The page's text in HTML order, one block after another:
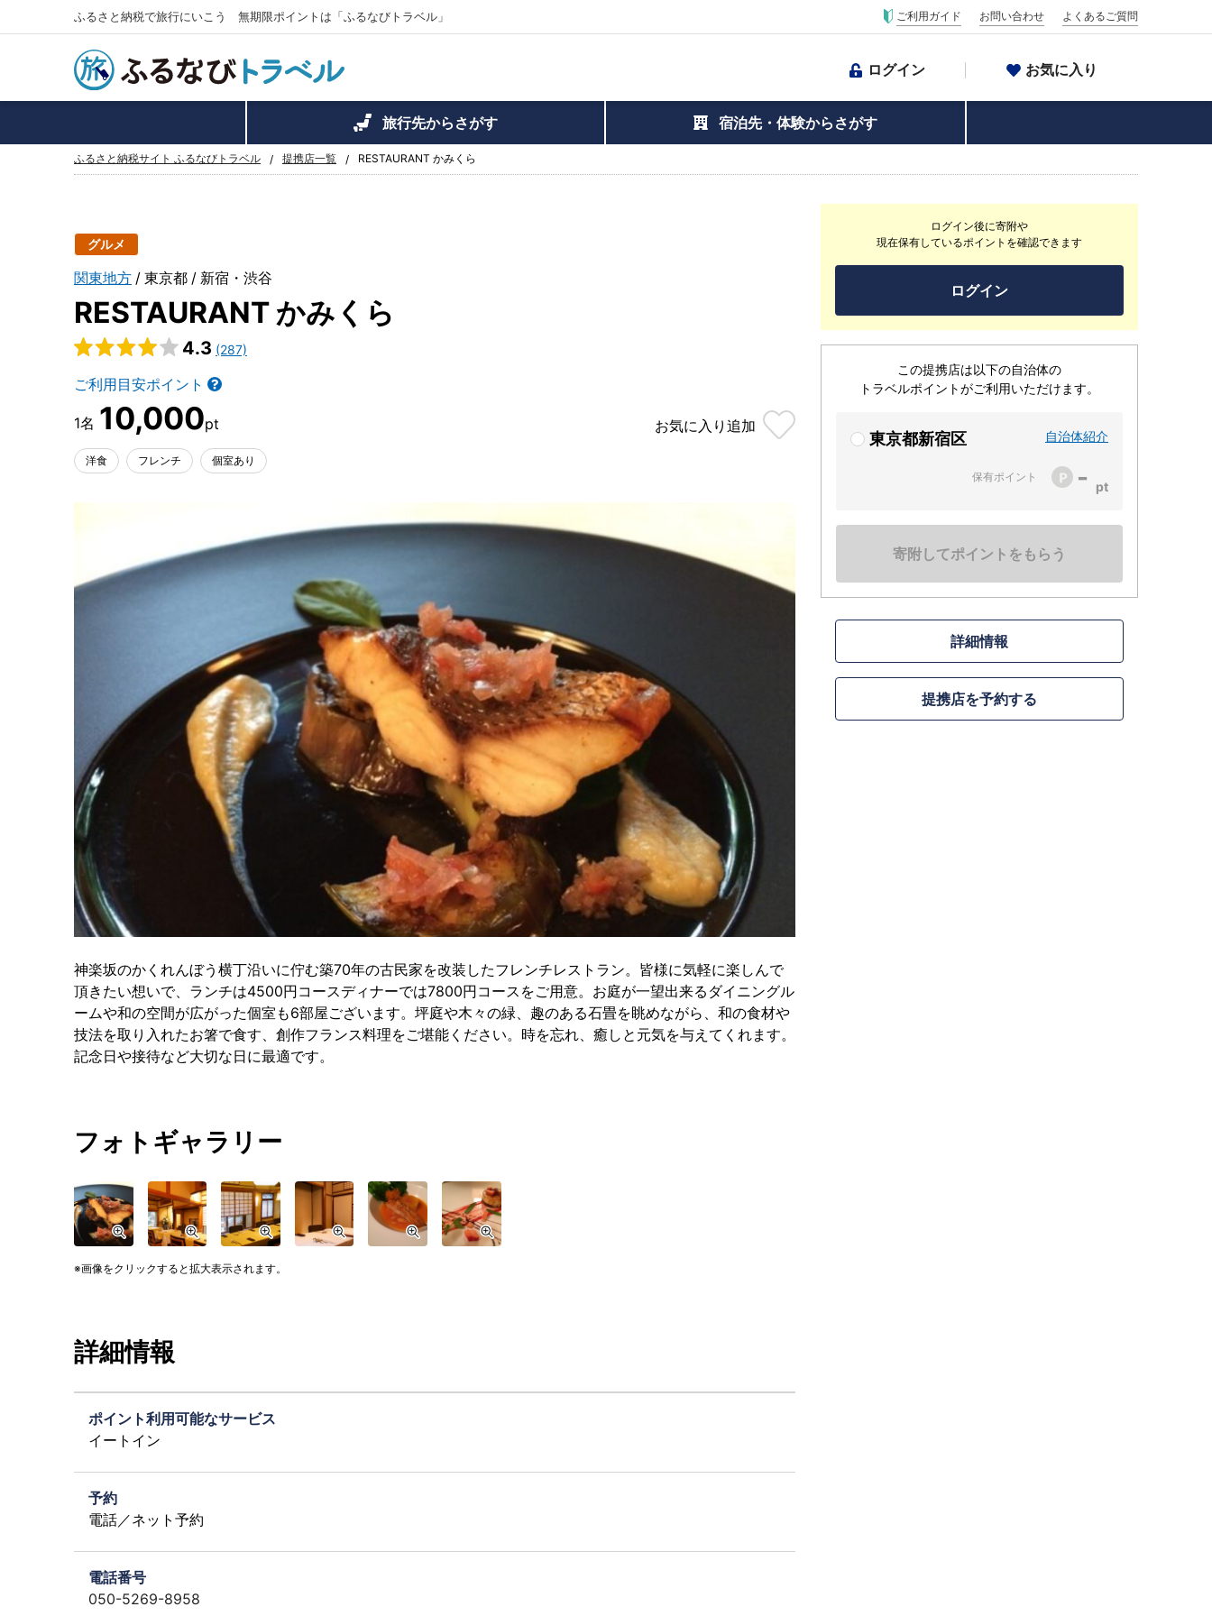
ふるさと納税で旅行にいこう 無期限ポイントは「ふるなびトラベル」 ご利用ガイド お問い合わせ よくあるご質問
ログイン お気に入り
旅行先からさがす 宿泊先・体験からさがす
ふるさと納税サイト ふるなびトラベル 提携店一覧 RESTAURANT かみくら
グルメ
関東地方 東京都 新宿・渋谷
RESTAURANT かみくら
4.3 (287)
ご利用目安ポイント
10,000 お気に入り 追加
洋食 フレンチ 個室あり
ログイン後に寄附や
現在保有しているポイントを確認できます
ログイン
この提携店は以下の自治体の
トラベルポイントがご利用いただけます。
東京都新宿区 自治体紹介
保有ポイント -
寄附してポイントをもらう
詳細情報
提携店を予約する
神楽坂のかくれんぼう横丁沿いに佇む築70年の古民家を改装したフレンチレストラン。皆様に気軽に楽しんで
頂きたい想いで、ランチは4500円コースディナーでは7800円コースをご用意。お庭が一望出来るダイニングル
ームや和の空間が広がった個室も6部屋ございます。坪庭や木々の緑、趣のある石畳を眺めながら、和の食材や
技法を取り入れたお箸で食す、創作フランス料理をご堪能ください。時を忘れ、癒しと元気を与えてくれます。
記念日や接待など大切な日に最適です。
フォトギャラリー
画像をクリックすると拡大表示されます。
詳細情報
ポイント利用可能なサービス
イートイン
予約
電話／ネット予約
電話番号
050-5269-8958